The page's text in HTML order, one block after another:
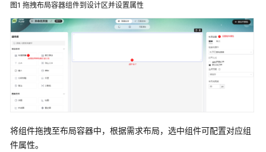
费
说
明
快
入
用
图1 拖拽布局容器组件到设计区并设置属性
将组件拖拽至布局容器中，根据需求布局，选中组件可配置对应组
件属性。